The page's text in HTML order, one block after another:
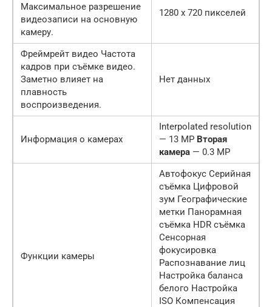
Максимальное разрешение
видеозаписи на основную
камеру.
1280 x 720 пикселей
Фреймрейт видео Частота
кадров при съёмке видео.
Заметно влияет на
плавность
воспроизведения.
Нет данных
Информация о камерах
Interpolated resolution
— 13 MP Вторая
камера — 0.3 MP
Функции камеры
Автофокус Серийная
съёмка Цифровой
зум Географические
метки Панорамная
съёмка HDR съёмка
Сенсорная
фокусировка
Распознавание лиц
Настройка баланса
белого Настройка
ISO Компенсация